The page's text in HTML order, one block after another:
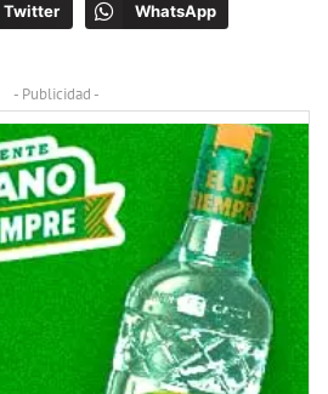
Twitter WhatsApp
- Publicidad -